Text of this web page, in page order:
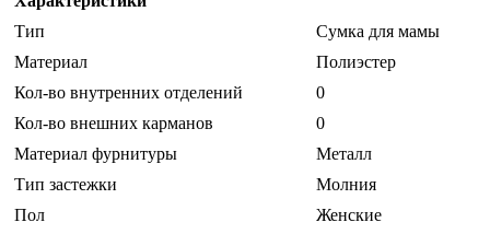
Тип
Сумка для мамы
Материал
Полиэстер
Кол-во внутренних отделений
0
Кол-во внешних карманов
0
Материал фурнитуры
Металл
Тип застежки
Молния
Пол
Женские